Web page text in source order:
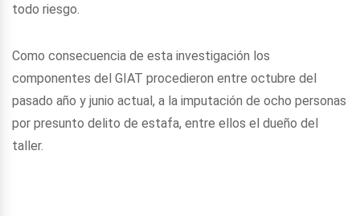
todo riesgo.
Como consecuencia de esta investigación los
componentes del GIAT procedieron entre octubre del
pasado año y junio actual, a la imputación de ocho personas
por presunto delito de estafa, entre ellos el dueño del
taller.